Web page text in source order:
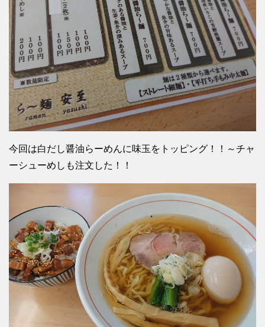
今回は白だし醤油らーめんに味玉をトッピング！！～チャ
ーシューめしも注文した！！